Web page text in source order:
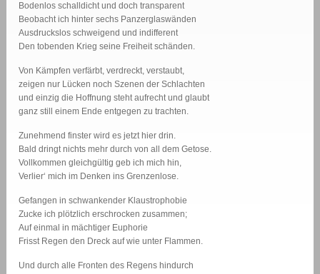
Bodenlos schalldicht und doch transparent
Beobacht ich hinter sechs Panzerglaswänden
Ausdruckslos schweigend und indifferent
Den tobenden Krieg seine Freiheit schänden.
Von Kämpfen verfärbt, verdreckt, verstaubt,
zeigen nur Lücken noch Szenen der Schlachten
und einzig die Hoffnung steht aufrecht und glaubt
ganz still einem Ende entgegen zu trachten.
Zunehmend finster wird es jetzt hier drin.
Bald dringt nichts mehr durch von all dem Getose.
Vollkommen gleichgültig geb ich mich hin,
Verlier‘ mich im Denken ins Grenzenlose.
Gefangen in schwankender Klaustrophobie
Zucke ich plötzlich erschrocken zusammen;
Auf einmal in mächtiger Euphorie
Frisst Regen den Dreck auf wie unter Flammen.
Und durch alle Fronten des Regens hindurch